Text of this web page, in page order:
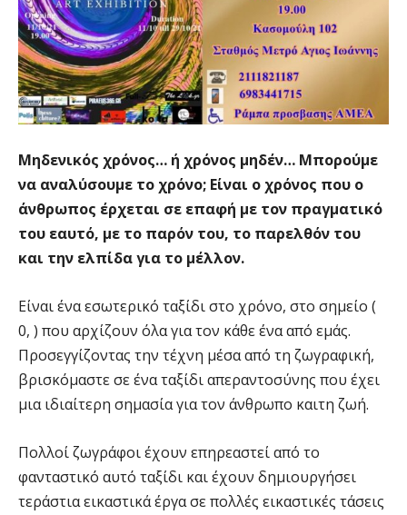
Μηδενικός χρόνος… ή χρόνος μηδέν… Μπορούμε
να αναλύσουμε το χρόνο; Είναι ο χρόνος που ο
άνθρωπος έρχεται σε επαφή με τον πραγματικό
του εαυτό, με το παρόν του, το παρελθόν του
και την ελπίδα για το μέλλον.
Είναι ένα εσωτερικό ταξίδι στο χρόνο, στο σημείο (
0, ) που αρχίζουν όλα για τον κάθε ένα από εμάς.
Προσεγγίζοντας την τέχνη μέσα από τη ζωγραφική,
βρισκόμαστε σε ένα ταξίδι απεραντοσύνης που έχει
μια ιδιαίτερη σημασία για τον άνθρωπο καιτη ζωή.
Πολλοί ζωγράφοι έχουν επηρεαστεί από το
φανταστικό αυτό ταξίδι και έχουν δημιουργήσει
τεράστια εικαστικά έργα σε πολλές εικαστικές τάσεις